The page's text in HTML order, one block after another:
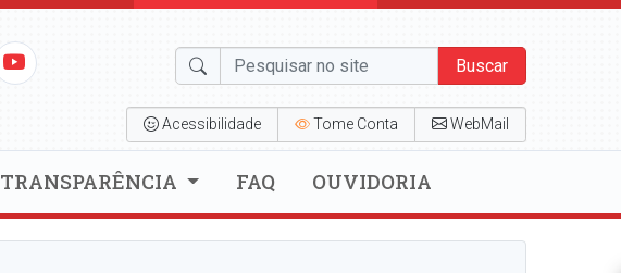
Buscar
Acessibilidade Tome Conta WebMail
TRANSPARÊNCIA FAQ OUVIDORIA